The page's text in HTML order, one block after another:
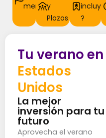
men
y
Plazos
incluye
?
Tu verano en
Estados
Unidos
La mejor
inversión para tu
futuro
Aprovecha el verano